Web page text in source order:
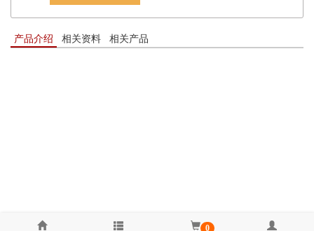
产品介绍 相关资料 相关产品
0